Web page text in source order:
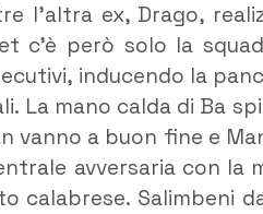
l’altra ex, Drago,
c’è però solo la
inducendo la
La mano calda di Ba
vanno a buon fine e
avversaria con la
calabrese. Salimbeni